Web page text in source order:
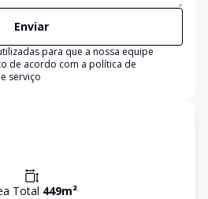
Enviar
para que a nossa equipe
de acordo com a política de
serviço
Total 449m²